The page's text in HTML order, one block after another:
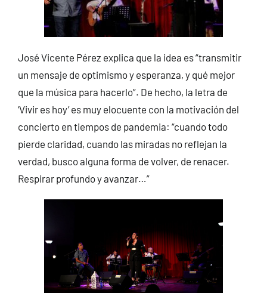
José Vicente Pérez explica que la idea es “transmitir
un mensaje de optimismo y esperanza, y qué mejor
que la música para hacerlo”. De hecho, la letra de
‘Vivir es hoy’ es muy elocuente con la motivación del
concierto en tiempos de pandemia: “cuando todo
pierde claridad, cuando las miradas no reflejan la
verdad, busco alguna forma de volver, de renacer.
Respirar profundo y avanzar…”